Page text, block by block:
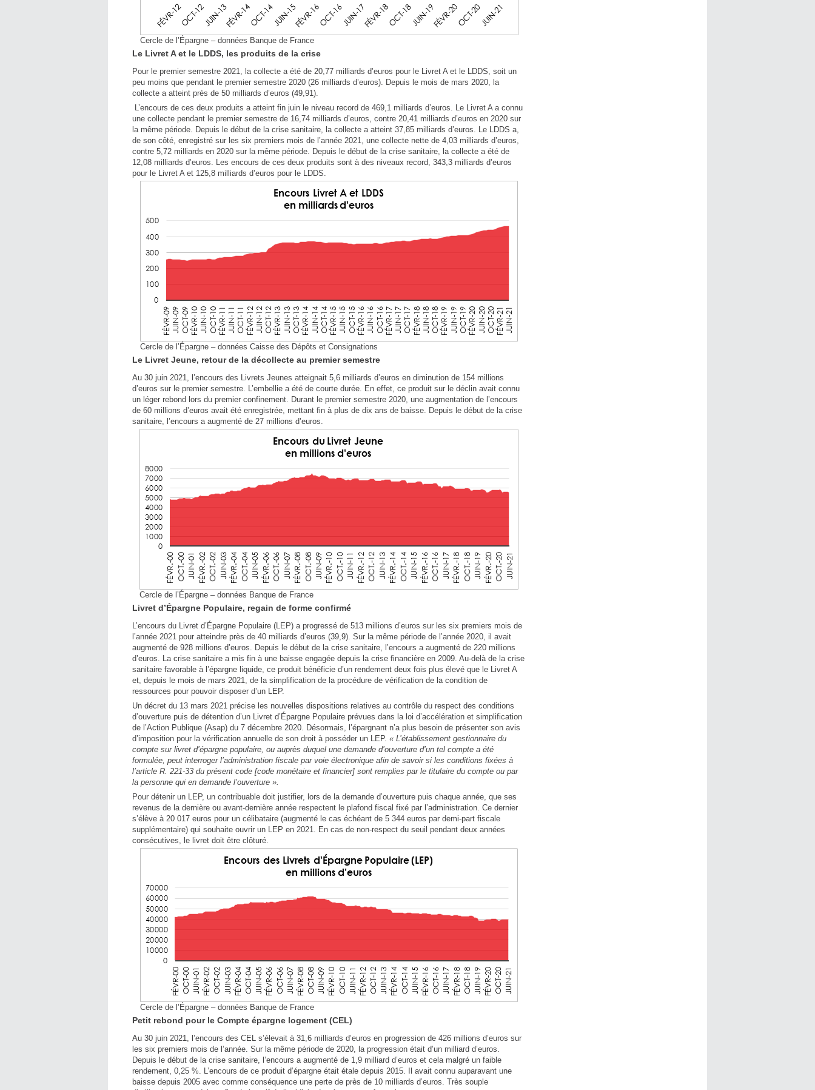
Cercle de l’Épargne – données Banque de France
Le Livret A et le LDDS, les produits de la crise
Pour le premier semestre 2021, la collecte a été de 20,77 milliards d’euros pour le Livret A et le LDDS, soit un
peu moins que pendant le premier semestre 2020 (26 milliards d’euros). Depuis le mois de mars 2020, la
collecte a atteint près de 50 milliards d’euros (49,91).
L’encours de ces deux produits a atteint fin juin le niveau record de 469,1 milliards d’euros. Le Livret A a connu
une collecte pendant le premier semestre de 16,74 milliards d’euros, contre 20,41 milliards d’euros en 2020 sur
la même période. Depuis le début de la crise sanitaire, la collecte a atteint 37,85 milliards d’euros. Le LDDS a,
de son côté, enregistré sur les six premiers mois de l’année 2021, une collecte nette de 4,03 milliards d’euros,
contre 5,72 milliards en 2020 sur la même période. Depuis le début de la crise sanitaire, la collecte a été de
12,08 milliards d’euros. Les encours de ces deux produits sont à des niveaux record, 343,3 milliards d’euros
pour le Livret A et 125,8 milliards d’euros pour le LDDS.
Cercle de l’Épargne – données Caisse des Dépôts et Consignations
Le Livret Jeune, retour de la décollecte au premier semestre
Au 30 juin 2021, l’encours des Livrets Jeunes atteignait 5,6 milliards d’euros en diminution de 154 millions
d’euros sur le premier semestre. L’embellie a été de courte durée. En effet, ce produit sur le déclin avait connu
un léger rebond lors du premier confinement. Durant le premier semestre 2020, une augmentation de l’encours
de 60 millions d’euros avait été enregistrée, mettant fin à plus de dix ans de baisse. Depuis le début de la crise
sanitaire, l’encours a augmenté de 27 millions d’euros.
Cercle de l’Épargne – données Banque de France
Livret d’Épargne Populaire, regain de forme confirmé
L’encours du Livret d’Épargne Populaire (LEP) a progressé de 513 millions d’euros sur les six premiers mois de
l’année 2021 pour atteindre près de 40 milliards d’euros (39,9). Sur la même période de l’année 2020, il avait
augmenté de 928 millions d’euros. Depuis le début de la crise sanitaire, l’encours a augmenté de 220 millions
d’euros. La crise sanitaire a mis fin à une baisse engagée depuis la crise financière en 2009. Au-delà de la crise
sanitaire favorable à l’épargne liquide, ce produit bénéficie d’un rendement deux fois plus élevé que le Livret A
et, depuis le mois de mars 2021, de la simplification de la procédure de vérification de la condition de
ressources pour pouvoir disposer d’un LEP.
Un décret du 13 mars 2021 précise les nouvelles dispositions relatives au contrôle du respect des conditions
d’ouverture puis de détention d’un Livret d’Épargne Populaire prévues dans la loi d’accélération et simplification
de l’Action Publique (Asap) du 7 décembre 2020. Désormais, l’épargnant n’a plus besoin de présenter son avis
d’imposition pour la vérification annuelle de son droit à posséder un LEP. « L’établissement gestionnaire du
compte sur livret d’épargne populaire, ou auprès duquel une demande d’ouverture d’un tel compte a été
formulée, peut interroger l’administration fiscale par voie électronique afin de savoir si les conditions fixées à
l’article R. 221-33 du présent code [code monétaire et financier] sont remplies par le titulaire du compte ou par
la personne qui en demande l’ouverture ».
Pour détenir un LEP, un contribuable doit justifier, lors de la demande d’ouverture puis chaque année, que ses
revenus de la dernière ou avant-dernière année respectent le plafond fiscal fixé par l’administration. Ce dernier
s’élève à 20 017 euros pour un célibataire (augmenté le cas échéant de 5 344 euros par demi-part fiscale
supplémentaire) qui souhaite ouvrir un LEP en 2021. En cas de non-respect du seuil pendant deux années
consécutives, le livret doit être clôturé.
Cercle de l’Épargne – données Banque de France
Petit rebond pour le Compte épargne logement (CEL)
Au 30 juin 2021, l’encours des CEL s’élevait à 31,6 milliards d’euros en progression de 426 millions d’euros sur
les six premiers mois de l’année. Sur la même période de 2020, la progression était d’un milliard d’euros.
Depuis le début de la crise sanitaire, l’encours a augmenté de 1,9 milliard d’euros et cela malgré un faible
rendement, 0,25 %. L’encours de ce produit d’épargne était étale depuis 2015. Il avait connu auparavant une
baisse depuis 2005 avec comme conséquence une perte de près de 10 milliards d’euros. Très souple